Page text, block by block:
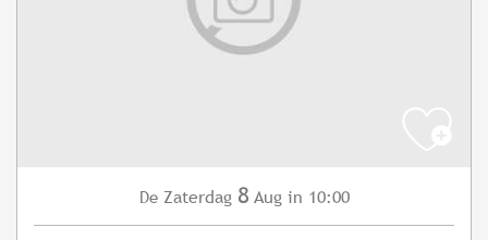
De Zaterdag 8 Aug in 10:00